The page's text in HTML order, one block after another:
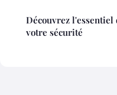
Découvrez
votre sécurité